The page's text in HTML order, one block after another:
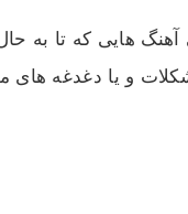
هایی که تا به
و یا دغدغه های